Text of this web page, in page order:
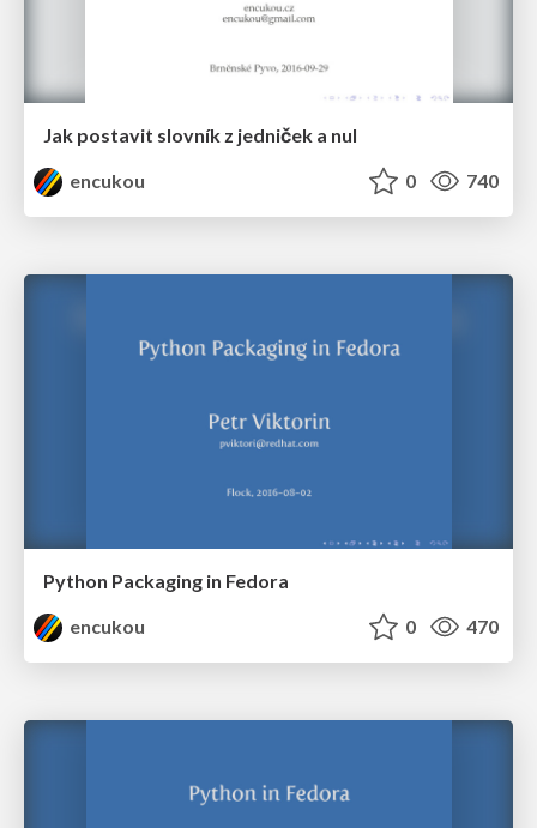
Jak postavit slovník z jedniček a nul
encukou
0 740
Python Packaging in Fedora
encukou
0 470